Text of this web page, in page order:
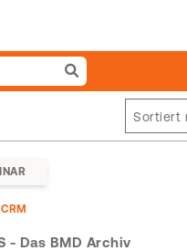
Sortiert
- Das BMD Archiv